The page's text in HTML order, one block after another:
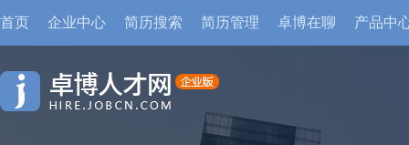
首页 企业中心 简历搜索 简历管理 卓博在聊 产品中